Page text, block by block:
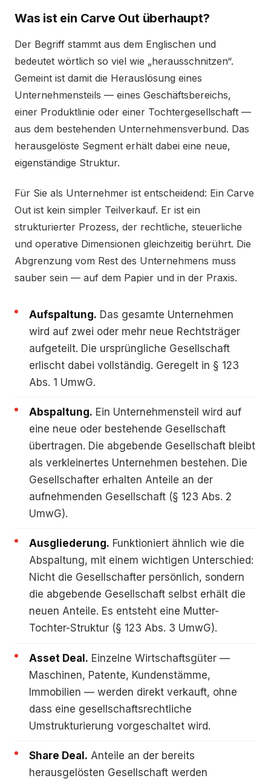
Was ist ein Carve Out überhaupt?
Der Begriff stammt aus dem Englischen und
bedeutet wörtlich so viel wie „herausschnitzen“.
Gemeint ist damit die Herauslösung eines
Unternehmensteils — eines Geschäftsbereichs,
einer Produktlinie oder einer Tochtergesellschaft —
aus dem bestehenden Unternehmensverbund. Das
herausgelöste Segment erhält dabei eine neue,
eigenständige Struktur.
Für Sie als Unternehmer ist entscheidend: Ein Carve
Out ist kein simpler Teilverkauf. Er ist ein
strukturierter Prozess, der rechtliche, steuerliche
und operative Dimensionen gleichzeitig berührt. Die
Abgrenzung vom Rest des Unternehmens muss
sauber sein — auf dem Papier und in der Praxis.
Aufspaltung. Das gesamte Unternehmen
wird auf zwei oder mehr neue Rechtsträger
aufgeteilt. Die ursprüngliche Gesellschaft
erlischt dabei vollständig. Geregelt in § 123
Abs. 1 UmwG.
Abspaltung. Ein Unternehmensteil wird auf
eine neue oder bestehende Gesellschaft
übertragen. Die abgebende Gesellschaft bleibt
als verkleinertes Unternehmen bestehen. Die
Gesellschafter erhalten Anteile an der
aufnehmenden Gesellschaft (§ 123 Abs. 2
UmwG).
Ausgliederung. Funktioniert ähnlich wie die
Abspaltung, mit einem wichtigen Unterschied:
Nicht die Gesellschafter persönlich, sondern
die abgebende Gesellschaft selbst erhält die
neuen Anteile. Es entsteht eine Mutter-
Tochter-Struktur (§ 123 Abs. 3 UmwG).
Asset Deal. Einzelne Wirtschaftsgüter —
Maschinen, Patente, Kundenstämme,
Immobilien — werden direkt verkauft, ohne
dass eine gesellschaftsrechtliche
Umstrukturierung vorgeschaltet wird.
Share Deal. Anteile an der bereits
herausgelösten Gesellschaft werden